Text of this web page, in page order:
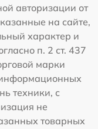
авторизации от
на сайте,
характер и
п. 2 ст. 437
марки
техники, с
не
товарных